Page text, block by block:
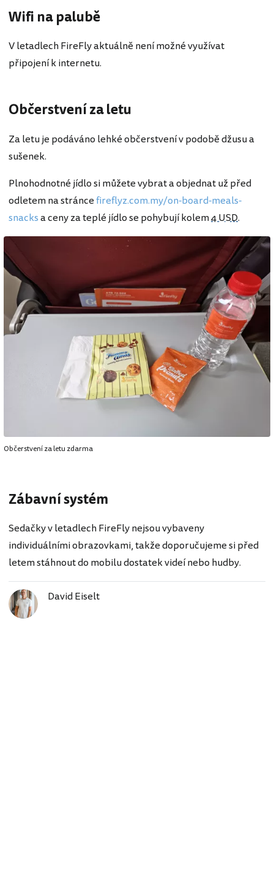
Wifi na palubě
V letadlech FireFly aktuálně není možné využívat
připojení k internetu.
Občerstvení za letu
Za letu je podáváno lehké občerstvení v podobě džusu a
sušenek.
Plnohodnotné jídlo si můžete vybrat a objednat už před
odletem na stráncefireflyz.com.my/on-board-meals-
snacksa ceny za teplé jídlo se pohybují kolem4 USD.
Občerstvení za letu zdarma
Zábavní systém
Sedačky v letadlech FireFly nejsou vybaveny
individuálními obrazovkami, takže doporučujeme si před
letem stáhnout do mobilu dostatek videí nebo hudby.
David Eiselt